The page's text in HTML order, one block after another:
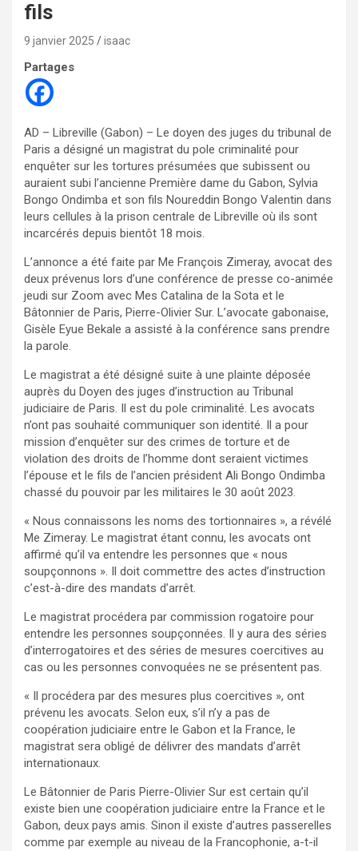
fils
9 janvier 2025 isaac
Partages
AD – Libreville (Gabon) – Le doyen des juges du tribunal de
Paris a désigné un magistrat du pole criminalité pour
enquêter sur les tortures présumées que subissent ou
auraient subi l’ancienne Première dame du Gabon, Sylvia
Bongo Ondimba et son fils Noureddin Bongo Valentin dans
leurs cellules à la prison centrale de Libreville où ils sont
incarcérés depuis bientôt 18 mois.
L’annonce a été faite par Me François Zimeray, avocat des
deux prévenus lors d’une conférence de presse co-animée
jeudi sur Zoom avec Mes Catalina de la Sota et le
Bâtonnier de Paris, Pierre-Olivier Sur. L’avocate gabonaise,
Gisèle Eyue Bekale a assisté à la conférence sans prendre
la parole.
Le magistrat a été désigné suite à une plainte déposée
auprès du Doyen des juges d’instruction au Tribunal
judiciaire de Paris. Il est du pole criminalité. Les avocats
n’ont pas souhaité communiquer son identité. Il a pour
mission d’enquêter sur des crimes de torture et de
violation des droits de l’homme dont seraient victimes
l’épouse et le fils de l’ancien président Ali Bongo Ondimba
chassé du pouvoir par les militaires le 30 août 2023.
« Nous connaissons les noms des tortionnaires », a révélé
Me Zimeray. Le magistrat étant connu, les avocats ont
affirmé qu’il va entendre les personnes que « nous
soupçonnons ». Il doit commettre des actes d’instruction
c’est-à-dire des mandats d’arrêt.
Le magistrat procédera par commission rogatoire pour
entendre les personnes soupçonnées. Il y aura des séries
d’interrogatoires et des séries de mesures coercitives au
cas ou les personnes convoquées ne se présentent pas.
« Il procédera par des mesures plus coercitives », ont
prévenu les avocats. Selon eux, s’il n’y a pas de
coopération judiciaire entre le Gabon et la France, le
magistrat sera obligé de délivrer des mandats d’arrêt
internationaux.
Le Bâtonnier de Paris Pierre-Olivier Sur est certain qu’il
existe bien une coopération judiciaire entre la France et le
Gabon, deux pays amis. Sinon il existe d’autres passerelles
comme par exemple au niveau de la Francophonie, a-t-il